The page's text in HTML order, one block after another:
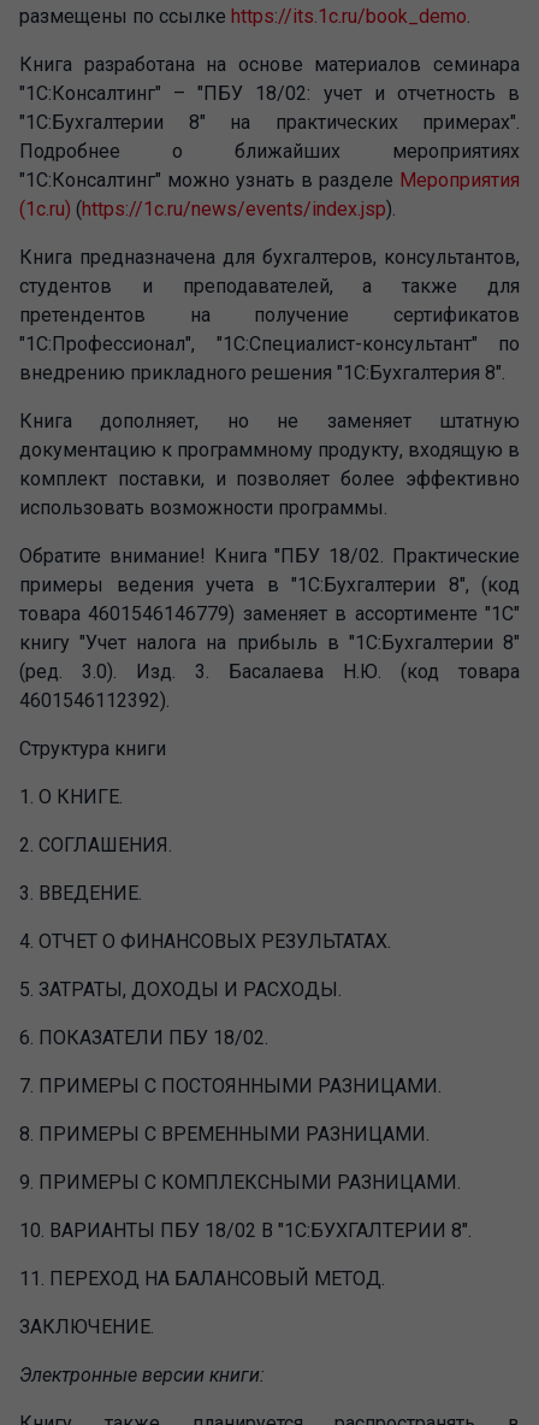
размещены по ссылке https://its.1c.ru/book_demo.
Книга разработана на основе материалов семинара
"1С:Консалтинг" – "ПБУ 18/02: учет и отчетность в
"1С:Бухгалтерии 8" на практических примерах".
Подробнее о ближайших мероприятиях
"1С:Консалтинг" можно узнать в разделе Мероприятия
(1c.ru) (https://1c.ru/news/events/index.jsp).
Книга предназначена для бухгалтеров, консультантов,
студентов и преподавателей, а также для
претендентов на получение сертификатов
"1С:Профессионал", "1С:Специалист-консультант" по
внедрению прикладного решения "1С:Бухгалтерия 8".
Книга дополняет, но не заменяет штатную
документацию к программному продукту, входящую в
комплект поставки, и позволяет более эффективно
использовать возможности программы.
Обратите внимание! Книга "ПБУ 18/02. Практические
примеры ведения учета в "1С:Бухгалтерии 8", (код
товара 4601546146779) заменяет в ассортименте "1С"
книгу "Учет налога на прибыль в "1С:Бухгалтерии 8"
(ред. 3.0). Изд. 3. Басалаева Н.Ю. (код товара
4601546112392).
Структура книги
1. О КНИГЕ.
2. СОГЛАШЕНИЯ.
3. ВВЕДЕНИЕ.
4. ОТЧЕТ О ФИНАНСОВЫХ РЕЗУЛЬТАТАХ.
5. ЗАТРАТЫ, ДОХОДЫ И РАСХОДЫ.
6. ПОКАЗАТЕЛИ ПБУ 18/02.
7. ПРИМЕРЫ С ПОСТОЯННЫМИ РАЗНИЦАМИ.
8. ПРИМЕРЫ С ВРЕМЕННЫМИ РАЗНИЦАМИ.
9. ПРИМЕРЫ С КОМПЛЕКСНЫМИ РАЗНИЦАМИ.
10. ВАРИАНТЫ ПБУ 18/02 В "1С:БУХГАЛТЕРИИ 8".
11. ПЕРЕХОД НА БАЛАНСОВЫЙ МЕТОД.
ЗАКЛЮЧЕНИЕ.
Электронные версии книги: